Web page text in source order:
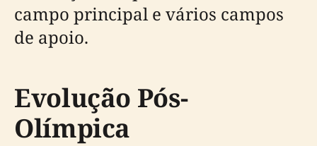
campo principal e vários campos
de apoio.
Evolução Pós-
Olímpica